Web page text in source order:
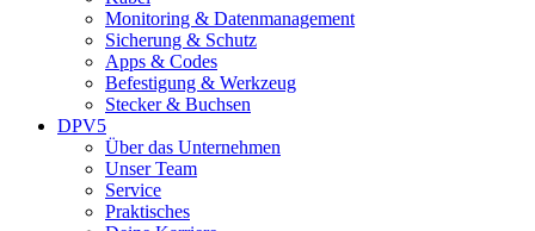
Monitoring & Datenmanagement
Sicherung & Schutz
Apps & Codes
Befestigung & Werkzeug
Stecker & Buchsen
DPV5
Über das Unternehmen
Unser Team
Service
Praktisches